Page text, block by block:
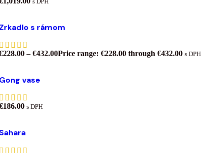
vybrať na stránke produktu.
s rámom
228.00 – €432.00Price range: €228.00 through €432.00 s DPH
do zoznamu želaní
vase
186.00 s DPH
do zoznamu želaní